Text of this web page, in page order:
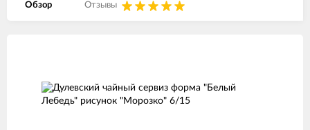
Обзор Отзывы